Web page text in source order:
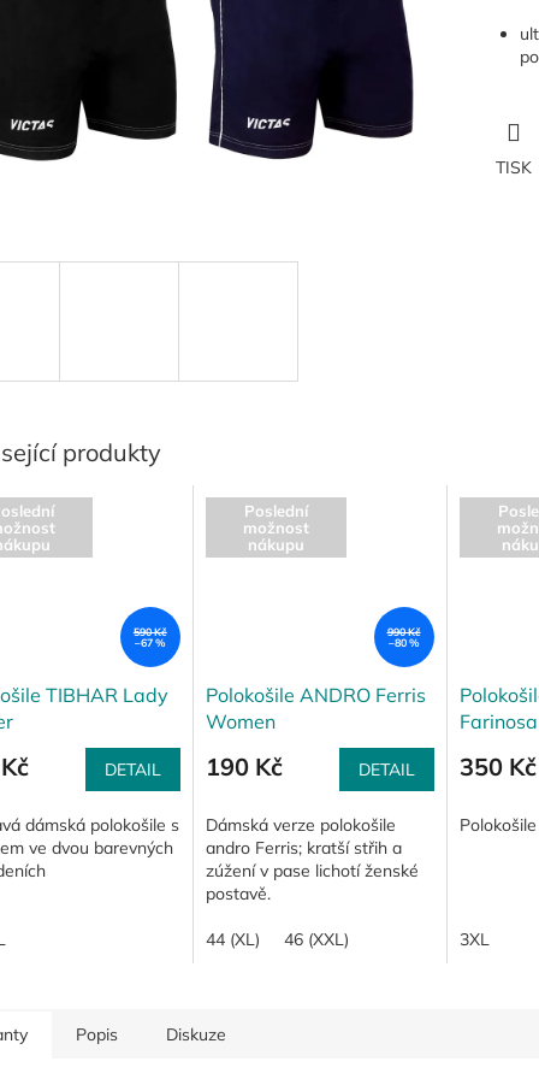
TISK
produkty
590 Kč
–67 %
TIBHAR Lady
DETAIL
dámská polokošile s
ve dvou barevných
Poslední
možnost
nákupu
990 Kč
–80 %
Polokošile ANDRO Ferris
Women
190 Kč DETAIL
Dámská verze polokošile
andro Ferris; kratší střih a
zúžení v pase lichotí ženské
postavě.
44 (XL) 46 (XXL)
Farinosa
350 Kč
3XL
Popis Diskuze